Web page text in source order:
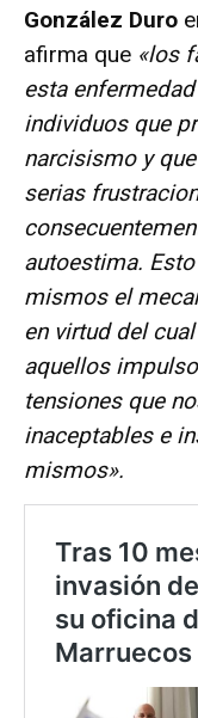
González Duro
afirma que «los
esta
individuos que
narcisismo y
serias
autoestima.
mismos el
en virtud del
aquellos
tensiones que
inaceptables e
mismos».